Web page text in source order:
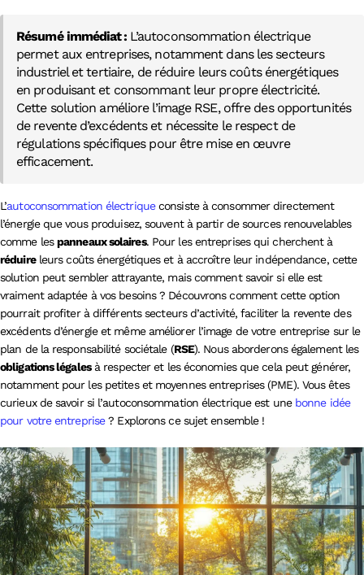
Résumé immédiat : L’autoconsommation électrique
permet aux entreprises, notamment dans les secteurs
industriel et tertiaire, de réduire leurs coûts énergétiques
en produisant et consommant leur propre électricité.
Cette solution améliore l’image RSE, offre des opportunités
de revente d’excédents et nécessite le respect de
régulations spécifiques pour être mise en œuvre
efficacement.
L’autoconsommation électriqueconsiste à consommer directement
l’énergie que vous produisez, souvent à partir de sources renouvelables
comme lespanneaux solaires. Pour les entreprises qui cherchent à
réduireleurs coûts énergétiques et à accroître leur indépendance, cette
solution peut sembler attrayante, mais comment savoir si elle est
vraiment adaptée à vos besoins ? Découvrons comment cette option
pourrait profiter à différents secteurs d’activité, faciliter la revente des
excédents d’énergie et même améliorer l’image de votre entreprise sur le
plan de la responsabilité sociétale (RSE). Nous aborderons également les
obligations légalesà respecter et les économies que cela peut générer,
notamment pour les petites et moyennes entreprises (PME). Vous êtes
curieux de savoir si l’autoconsommation électrique est une bonne idée
pour votre entreprise? Explorons ce sujet ensemble !